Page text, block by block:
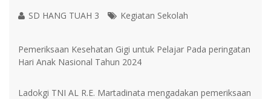
SD HANG TUAH 3 Kegiatan Sekolah
Pemeriksaan Kesehatan Gigi untuk Pelajar Pada peringatan
Hari Anak Nasional Tahun 2024
Ladokgi TNI AL R.E. Martadinata mengadakan pemeriksaan